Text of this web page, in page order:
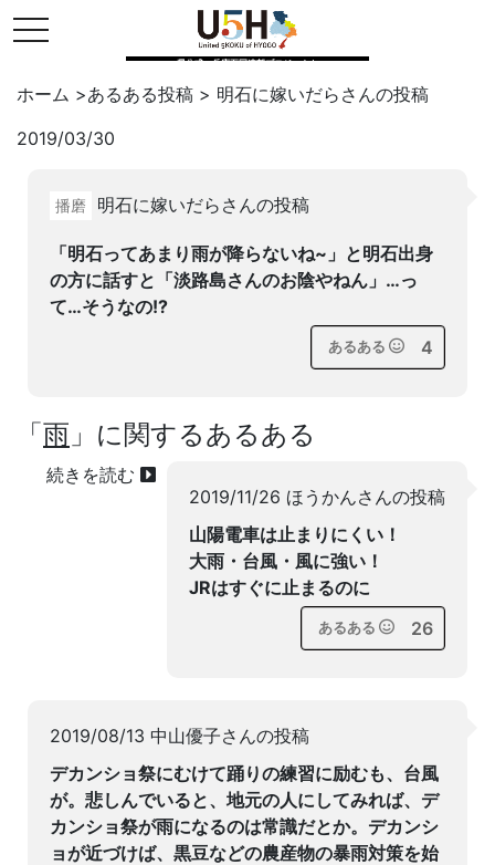
toggle navigation
県公式・兵庫五国連邦プロジェクト
ホーム >あるある投稿 > 明石に嫁いだら さんの投稿
2019/03/30
播磨 明石に嫁いだらさんの投稿
「明石ってあまり雨が降らないね~」と明石出身
の方に話すと「淡路島さんのお陰やねん」…っ
て…そうなの!?
あるある 4
Twitter
はてブ
「雨 」に関するあるある
2019/11/26 ほうかんさんの投稿
山陽電車は止まりにくい！
大雨・台風・風に強い！
JRはすぐに止まるのに
あるある 26
2019/08/13 中山優子さんの投稿
デカンショ祭にむけて踊りの練習に励むも、台風
が。悲しんでいると、地元の人にしてみれば、デ
カンショ祭が雨になるのは常識だとか。デカンシ
ョが近づけば、黒豆などの農産物の暴雨対策を始
続きを読む